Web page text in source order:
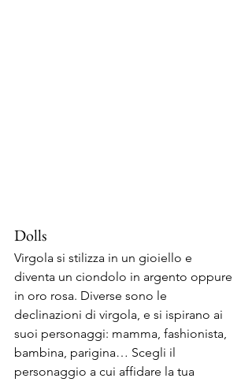
Dolls
Virgola si stilizza in un gioiello e
diventa un ciondolo in argento oppure
in oro rosa. Diverse sono le
declinazioni di virgola, e si ispirano ai
suoi personaggi: mamma, fashionista,
bambina, parigina… Scegli il
personaggio a cui affidare la tua